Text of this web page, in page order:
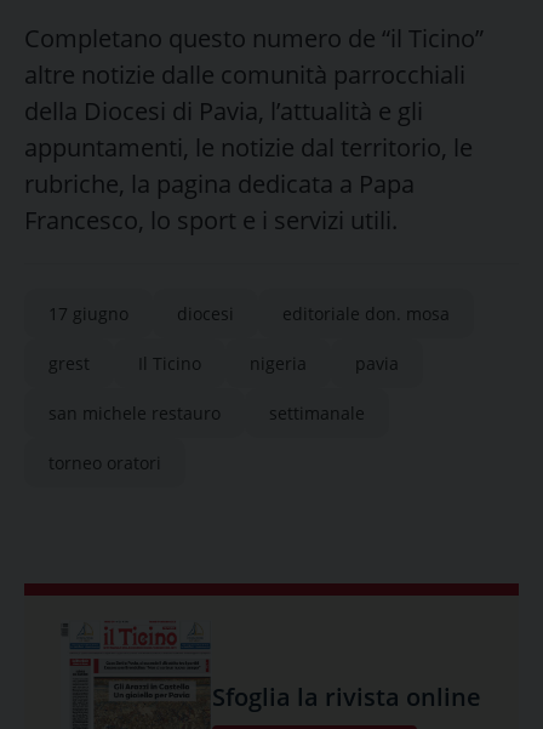
Completano questo numero de “il Ticino”
altre notizie dalle comunità parrocchiali
della Diocesi di Pavia, l’attualità e gli
appuntamenti, le notizie dal territorio, le
rubriche, la pagina dedicata a Papa
Francesco, lo sport e i servizi utili.
17 giugno diocesi editoriale don. mosa
grest Il Ticino nigeria pavia
san michele restauro settimanale
torneo oratori
Sfoglia la rivista online